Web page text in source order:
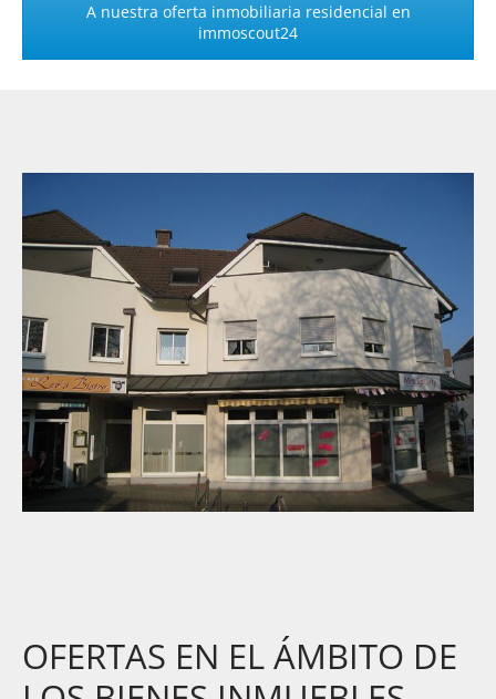
A nuestra oferta inmobiliaria residencial en
immoscout24
OFERTAS EN EL ÁMBITO DE